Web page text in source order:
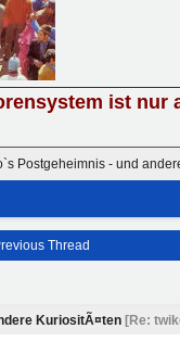
ist
Postgeheimnis - und
Thread
KuriositÃ¤ten [Re: